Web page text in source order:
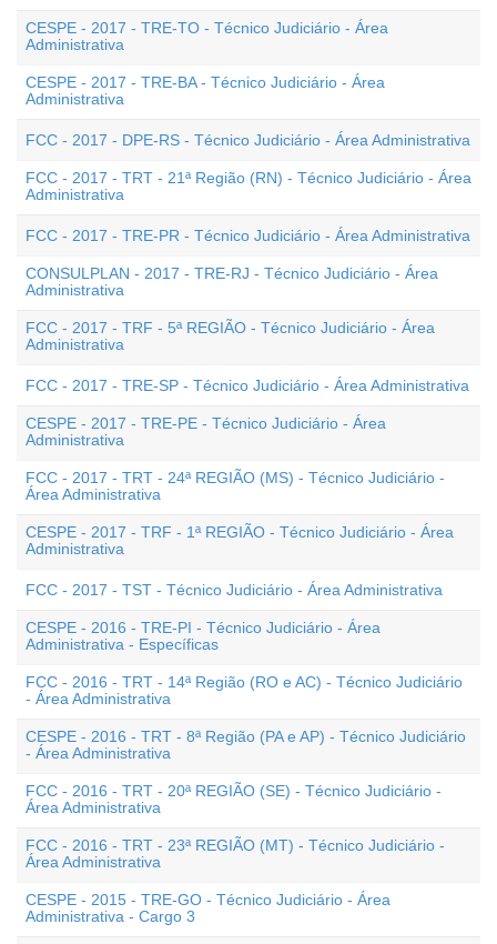
CESPE - 2017 - TRE-TO - Técnico Judiciário - Área
Administrativa
CESPE - 2017 - TRE-BA - Técnico Judiciário - Área
Administrativa
FCC - 2017 - DPE-RS - Técnico Judiciário - Área Administrativa
FCC - 2017 - TRT - 21ª Região (RN) - Técnico Judiciário - Área
Administrativa
FCC - 2017 - TRE-PR - Técnico Judiciário - Área Administrativa
CONSULPLAN - 2017 - TRE-RJ - Técnico Judiciário - Área
Administrativa
FCC - 2017 - TRF - 5ª REGIÃO - Técnico Judiciário - Área
Administrativa
FCC - 2017 - TRE-SP - Técnico Judiciário - Área Administrativa
CESPE - 2017 - TRE-PE - Técnico Judiciário - Área
Administrativa
FCC - 2017 - TRT - 24ª REGIÃO (MS) - Técnico Judiciário -
Área Administrativa
CESPE - 2017 - TRF - 1ª REGIÃO - Técnico Judiciário - Área
Administrativa
FCC - 2017 - TST - Técnico Judiciário - Área Administrativa
CESPE - 2016 - TRE-PI - Técnico Judiciário - Área
Administrativa - Específicas
FCC - 2016 - TRT - 14ª Região (RO e AC) - Técnico Judiciário
- Área Administrativa
CESPE - 2016 - TRT - 8ª Região (PA e AP) - Técnico Judiciário
- Área Administrativa
FCC - 2016 - TRT - 20ª REGIÃO (SE) - Técnico Judiciário -
Área Administrativa
FCC - 2016 - TRT - 23ª REGIÃO (MT) - Técnico Judiciário -
Área Administrativa
CESPE - 2015 - TRE-GO - Técnico Judiciário - Área
Administrativa - Cargo 3